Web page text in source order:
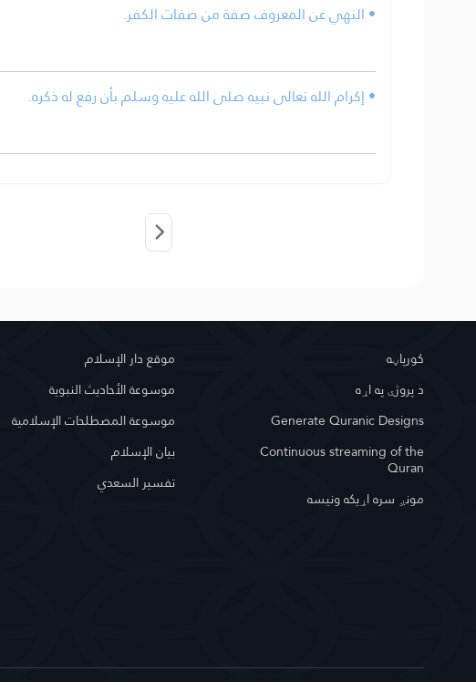
• النهي عن المعروف صفة من صفات الكفر.
• إكرام الله تعالى نبيه صلى الله عليه وسلم بأن رفع له ذكره.
کور‌پاڼه
د پروژې په اړه
Generate Quranic Designs
Continuous streaming of the
Quran
مونږ سره اړیکه ونیسه
موقع دار الإسلام
موسوعة الأحاديث النبوية
موسوعة المصطلحات الإسلامية
بيان الإسلام
تفسير السعدي